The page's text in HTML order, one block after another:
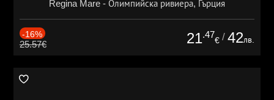
Regina Mare - Олимпийска ривиера, Гърция
-16%
25.57€ 21.47
€ / 42лв.